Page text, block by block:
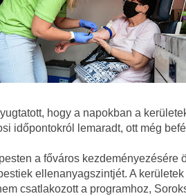
hogy a napokban a
időpontokról lemaradt, ott még
a főváros kezdeményezésére
ellenanyagszintjét. A
csatlakozott a programhoz,